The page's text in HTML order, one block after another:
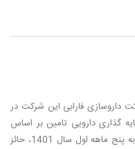
داروسازی فارابی این شرکت در
گذاری دارویی تامین بر اساس
عملکرد زنجیره تامین در بخش فروش مربوط به پنج ماهه اول سال 1401، حائز